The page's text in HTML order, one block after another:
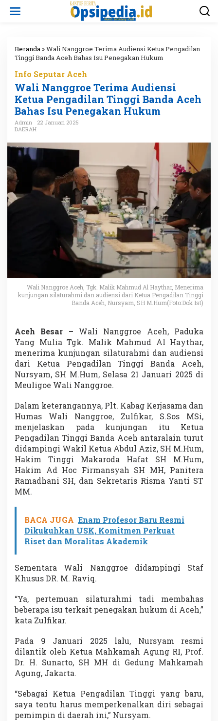
Beranda »Wali Nanggroe Terima Audiensi Ketua Pengadilan
Tinggi Banda Aceh Bahas Isu Penegakan Hukum
Info Seputar Aceh
Wali Nanggroe Terima Audiensi
Ketua Pengadilan Tinggi Banda Aceh
Bahas Isu Penegakan Hukum
Admin
22 Januari 2025
DAERAH
Wali Nanggroe Aceh, Tgk. Malik Mahmud Al Haythar, Menerima
kunjungan silaturahmi dan audiensi dari Ketua Pengadilan Tinggi
Banda Aceh, Nursyam, SH M.Hum(Foto:Dok Ist)
Aceh Besar – Wali Nanggroe Aceh, Paduka
Yang Mulia Tgk. Malik Mahmud Al Haythar,
menerima kunjungan silaturahmi dan audiensi
dari Ketua Pengadilan Tinggi Banda Aceh,
Nursyam, SH M.Hum, Selasa 21 Januari 2025 di
Meuligoe Wali Nanggroe.
Dalam keterangannya, Plt. Kabag Kerjasama dan
Humas Wali Nanggroe, Zulfikar, S.Sos MSi,
menjelaskan pada kunjungan itu Ketua
Pengadilan Tinggi Banda Aceh antaralain turut
didampingi Wakil Ketua Abdul Aziz, SH M.Hum,
Hakim Tinggi Makaroda Hafat SH M.Hum,
Hakim Ad Hoc Firmansyah SH MH, Panitera
Ramadhani SH, dan Sekretaris Risma Yanti ST
MM.
BACA JUGA Enam Profesor Baru Resmi
Dikukuhkan USK, Komitmen Perkuat
Riset dan Moralitas Akademik
Sementara Wali Nanggroe didampingi Staf
Khusus DR. M. Raviq.
“Ya, pertemuan silaturahmi tadi membahas
beberapa isu terkait penegakan hukum di Aceh,”
kata Zulfikar.
Pada 9 Januari 2025 lalu, Nursyam resmi
dilantik oleh Ketua Mahkamah Agung RI, Prof.
Dr. H. Sunarto, SH MH di Gedung Mahkamah
Agung, Jakarta.
“Sebagai Ketua Pengadilan Tinggi yang baru,
saya tentu harus memperkenalkan diri sebagai
pemimpin di daerah ini,” Nursyam.